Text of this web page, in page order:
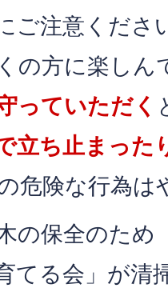
ご注意くださ
の方に楽しん
っていただく
立ち止まった
危険な行為は
の保全のため
てる会」が清